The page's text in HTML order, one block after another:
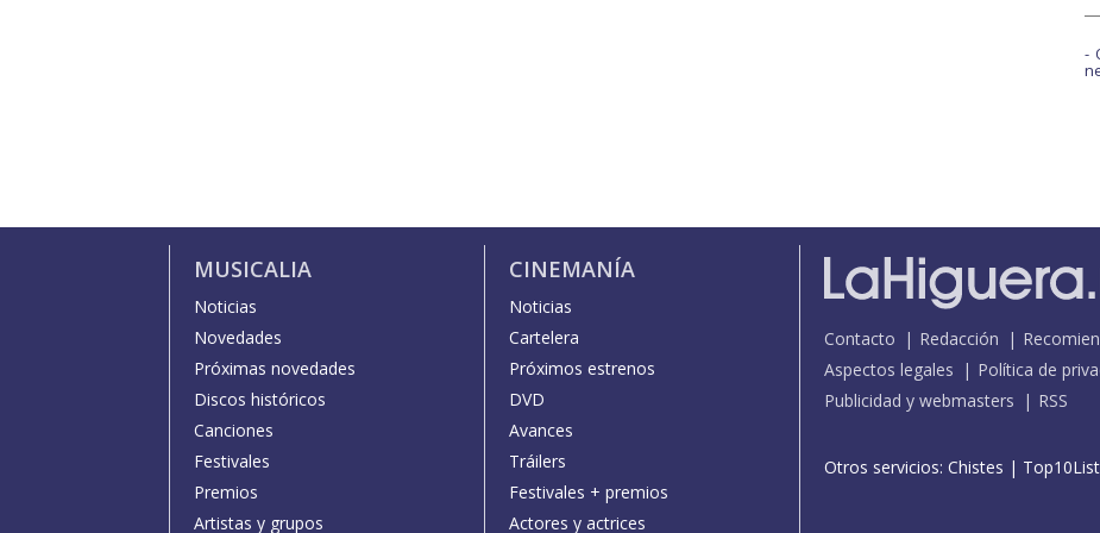
MUSICALIA
Noticias
Novedades
Próximas novedades
Discos históricos
Canciones
Festivales
Premios
Artistas y grupos
CINEMANÍA
Noticias
Cartelera
Próximos estrenos
DVD
Avances
Tráilers
Festivales + premios
Actores y actrices
Contacto Redacción
Aspectos legales
Política de
Publicidad y webmasters
RSS
Otros servicios: Chistes |